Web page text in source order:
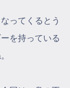
ってくるとう
を持っている